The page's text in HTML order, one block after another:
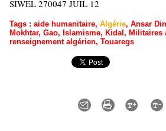
SIWEL 270047 JUIL 12
Tags : aide humanitaire, Algérie, Ansar
Mokhtar, Gao, Islamisme, Kidal , Militaires
renseignement algérien, Touaregs